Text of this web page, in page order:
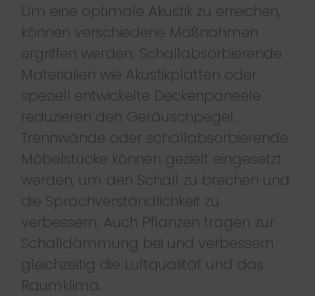
Um eine optimale Akustik zu erreichen,
können verschiedene Maßnahmen
ergriffen werden. Schallabsorbierende
Materialien wie Akustikplatten oder
speziell entwickelte Deckenpaneele
reduzieren den Geräuschpegel.
Trennwände oder schallabsorbierende
Möbelstücke können gezielt eingesetzt
werden, um den Schall zu brechen und
die Sprachverständlichkeit zu
verbessern. Auch Pflanzen tragen zur
Schalldämmung bei und verbessern
gleichzeitig die Luftqualität und das
Raumklima.